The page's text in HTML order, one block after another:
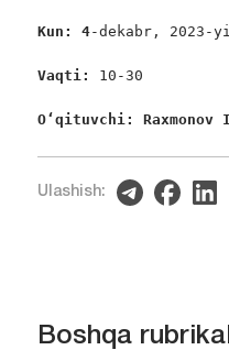
Kun: 4-dekabr, 2023-
Vaqti: 10-30
Oʻqituvchi:
Ulashish:
Boshqa